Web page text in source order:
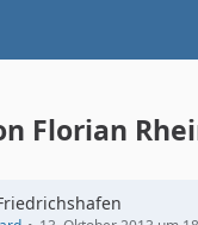
Florian